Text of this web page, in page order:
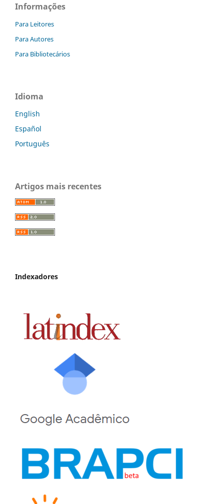
Informações
Para Leitores
Para Autores
Para Bibliotecários
Idioma
English
Español
Português
Artigos mais recentes
Indexadores